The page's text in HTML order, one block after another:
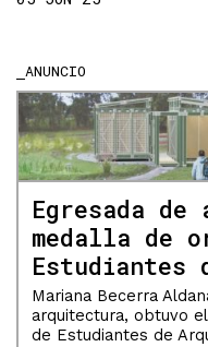
ANUNCIO
Egresada
medalla de
Estudiantes
Mariana Becerra
arquitectura, obtuvo
de Estudiantes de